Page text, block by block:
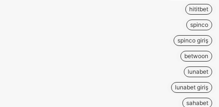
hititbet
spinco
spinco giriş
betwoon
lunabet
lunabet giriş
sahabet